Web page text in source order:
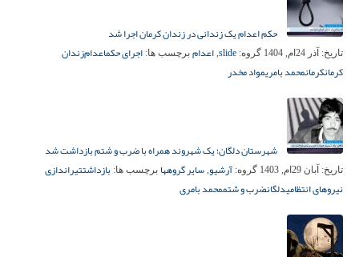
حکم اعدام یک زندانی در زندان کرمان اجرا شد
تاریخ: آذر 24ام, 1404 گروه: slide
, اعدام برچسب ها: اجرای حکماعدام‌زندان
کرمانکرمانمحمد بامریمواد مخدر
شهرستان دلگان؛ یک شهروند همراه با ضرب و شتم بازداشت شد
تاریخ: آبان 29ام, 1403 گروه: آرشیو, سایر گروهها برچسب ها: بازداشتتیراندازی
نیروهای انتظامیدلگانضرب و شتممحمد بامری